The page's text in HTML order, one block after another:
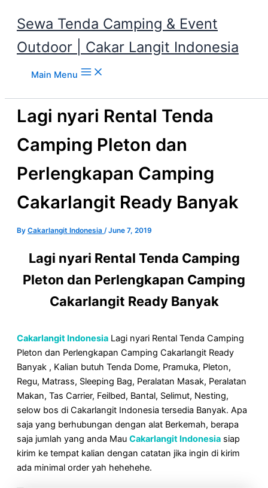
Sewa Tenda Camping & Event
Outdoor | Cakar Langit Indonesia
Main Menu
Lagi nyari Rental Tenda
Camping Pleton dan
Perlengkapan Camping
Cakarlangit Ready Banyak
By Cakarlangit Indonesia /June 7, 2019
Lagi nyari Rental Tenda Camping
Pleton dan Perlengkapan Camping
Cakarlangit Ready Banyak
Cakarlangit Indonesia Lagi nyari Rental Tenda Camping
Pleton dan Perlengkapan Camping Cakarlangit Ready
Banyak , Kalian butuh Tenda Dome, Pramuka, Pleton,
Regu, Matrass, Sleeping Bag, Peralatan Masak, Peralatan
Makan, Tas Carrier, Feilbed, Bantal, Selimut, Nesting,
selow bos di Cakarlangit Indonesia tersedia Banyak. Apa
saja yang berhubungan dengan alat Berkemah, berapa
saja jumlah yang anda Mau Cakarlangit Indonesia siap
kirim ke tempat kalian dengan catatan jika ingin di kirim
ada minimal order yah hehehehe.